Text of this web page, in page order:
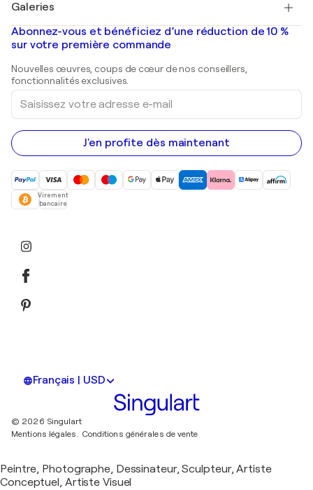
Banksy
Mr. Brainwash
Shepard Fairey
Tableaux abstraits à vendre
Peintures de paysage
Estampes
Peintures acryliques
Galeries
Galeries d'art en France
Galeries d'art en Belgique
Abonnez-vous et bénéficiez d’une réduction de 10 %
sur votre première commande
Nouvelles œuvres, coups de cœur de nos conseillers,
fonctionnalités exclusives.
Saisissez
votre
adresse
e-
mail
J'en profite dès maintenant
Virement
bancaire
Français | USD
© 2026 Singulart
Mentions légales. Conditions générales de vente
Peintre, Photographe, Dessinateur, Sculpteur, Artiste
Conceptuel, Artiste Visuel